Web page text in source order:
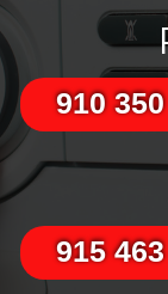
910
915